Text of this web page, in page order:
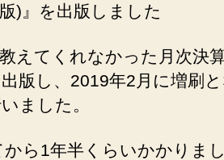
)』を出版しました
えてくれなかった月次決
版し、2019年2月に増刷と
ました。
ら1年半くらいかかりま